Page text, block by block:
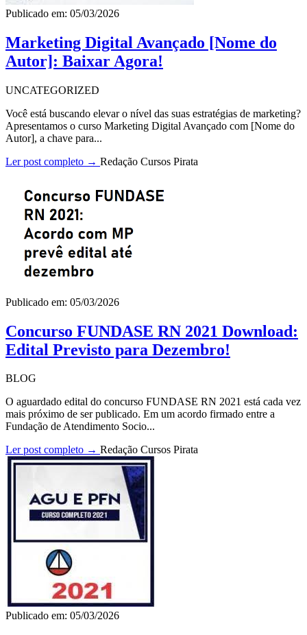
Publicado em: 05/03/2026
Marketing Digital Avançado [Nome do
Autor]: Baixar Agora!
UNCATEGORIZED
Você está buscando elevar o nível das suas estratégias de marketing?
Apresentamos o curso Marketing Digital Avançado com [Nome do
Autor], a chave para...
Ler post completo → Redação Cursos Pirata
Publicado em: 05/03/2026
Concurso FUNDASE RN 2021 Download:
Edital Previsto para Dezembro!
BLOG
O aguardado edital do concurso FUNDASE RN 2021 está cada vez
mais próximo de ser publicado. Em um acordo firmado entre a
Fundação de Atendimento Socio...
Ler post completo → Redação Cursos Pirata
Publicado em: 05/03/2026